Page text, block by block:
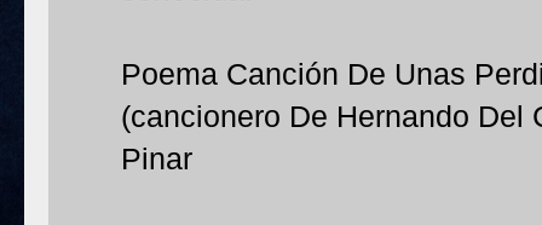
Poema Canción De Unas
(cancionero De Hernando Del
Pinar